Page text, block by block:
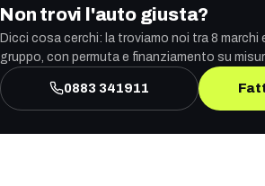
Non trovi l'auto giusta?
Dicci cosa cerchi: la troviamo noi tra 8 marchi
gruppo, con permuta e finanziamento su
0883 341911